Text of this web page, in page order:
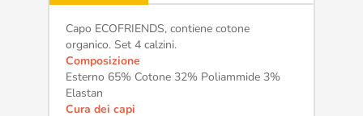
Capo ECOFRIENDS, contiene cotone
organico. Set 4 calzini.
Composizione
Esterno 65% Cotone 32% Poliammide 3%
Elastan
Cura dei capi